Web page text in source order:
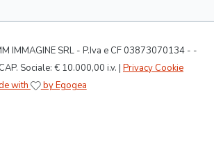
IMMAGINE SRL - P.Iva e CF 03873070134 - -
Sociale: € 10.000,00 i.v. | Privacy Cookie
with by Egogea